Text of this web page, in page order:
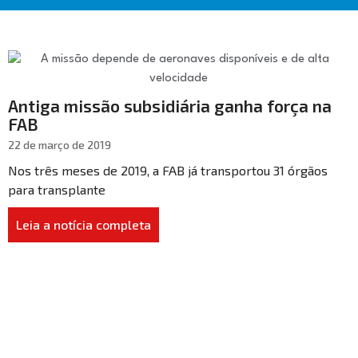
Antiga missão subsidiária ganha força na
FAB
22 de março de 2019
Nos três meses de 2019, a FAB já transportou 31 órgãos
para transplante
Leia a notícia completa